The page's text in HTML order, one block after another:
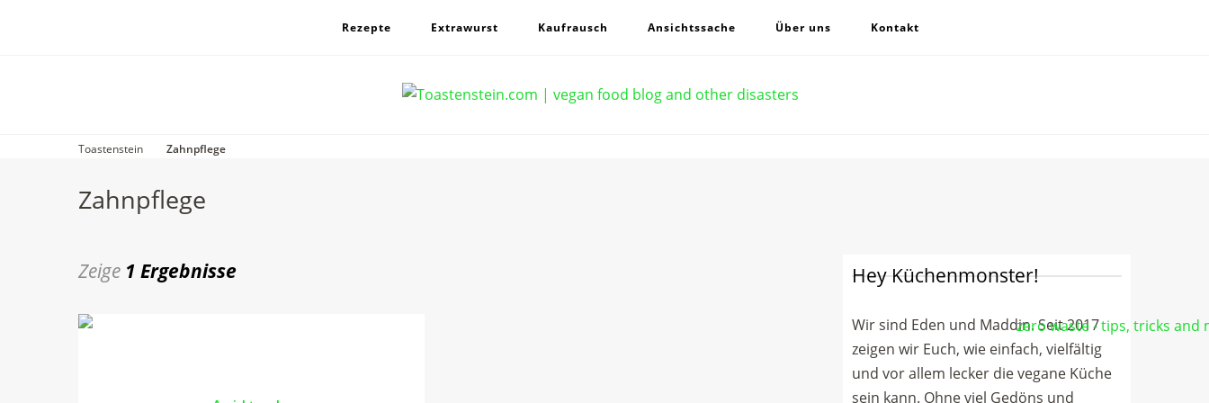
Rezepte Extrawurst Kaufrausch Ansichtssache Über uns Kontakt
Toastenstein
Zahnpflege
Zahnpflege
Zeige 1 Ergebnisse Hey Küchenmonster!
Wir sind Eden und Maddin. Seit 2017
zeigen wir Euch, wie einfach, vielfältig
und vor allem lecker die vegane Küche
sein kann. Ohne viel Gedöns und